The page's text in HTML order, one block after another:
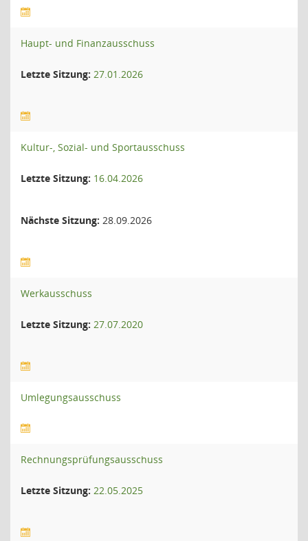
Haupt- und Finanzausschuss
Letzte Sitzung: 27.01.2026
Kultur-, Sozial- und Sportausschuss
Letzte Sitzung: 16.04.2026
Nächste Sitzung: 28.09.2026
Werkausschuss
Letzte Sitzung: 27.07.2020
Umlegungsausschuss
Rechnungsprüfungsausschuss
Letzte Sitzung: 22.05.2025